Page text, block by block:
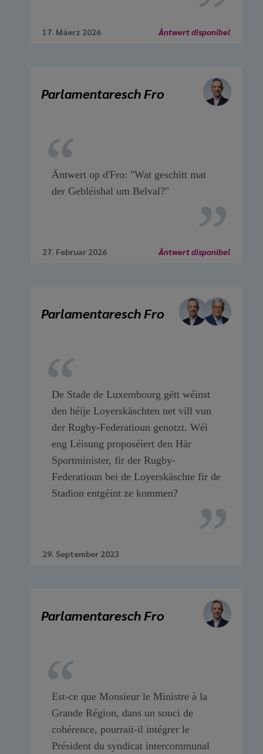
17. Mäerz 2026 Äntwert disponibel
Parlamentaresch Fro
Äntwert op d'Fro: "Wat geschitt mat
der Gebléishal um Belval?"
27. Februar 2026 Äntwert disponibel
Parlamentaresch Fro
De Stade de Luxembourg gëtt wéinst
den héije Loyerskäschten net vill vun
der Rugby-Federatioun genotzt. Wéi
eng Léisung proposéiert den Här
Sportminister, fir der Rugby-
Federatioun bei de Loyerskäschte fir de
Stadion entgéint ze kommen?
29. September 2023
Parlamentaresch Fro
Est-ce que Monsieur le Ministre à la
Grande Région, dans un souci de
cohérence, pourrait-il intégrer le
Président du syndicat intercommunal